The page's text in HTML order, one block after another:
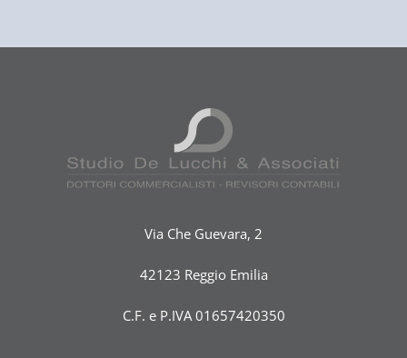
Via Che Guevara, 2
42123 Reggio Emilia
C.F. e P.IVA 01657420350